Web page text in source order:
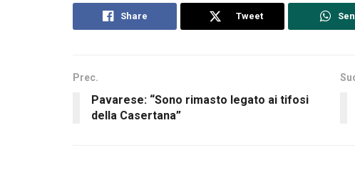
Share Tweet
Prec.
Pavarese: “Sono rimasto legato ai tifosi
della Casertana”